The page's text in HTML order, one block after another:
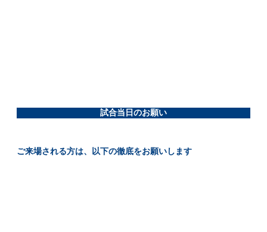
試合当日のお願い
ご来場される方は、以下の徹底をお願いします